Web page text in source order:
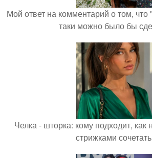
Мой ответ на комментарий о том,
таки можно было бы
Челка - шторка: кому подходит, как
стрижками